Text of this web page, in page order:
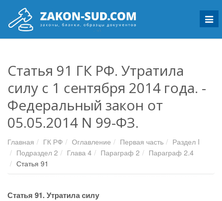
Статья 91 ГК РФ. Утратила
силу с 1 сентября 2014 года. -
Федеральный закон от
05.05.2014 N 99-ФЗ.
Главная ГК РФ Оглавление Первая часть
Раздел I
Подраздел 2
Глава 4 Параграф 2
Параграф 2.4
Статья 91
Статья 91. Утратила силу